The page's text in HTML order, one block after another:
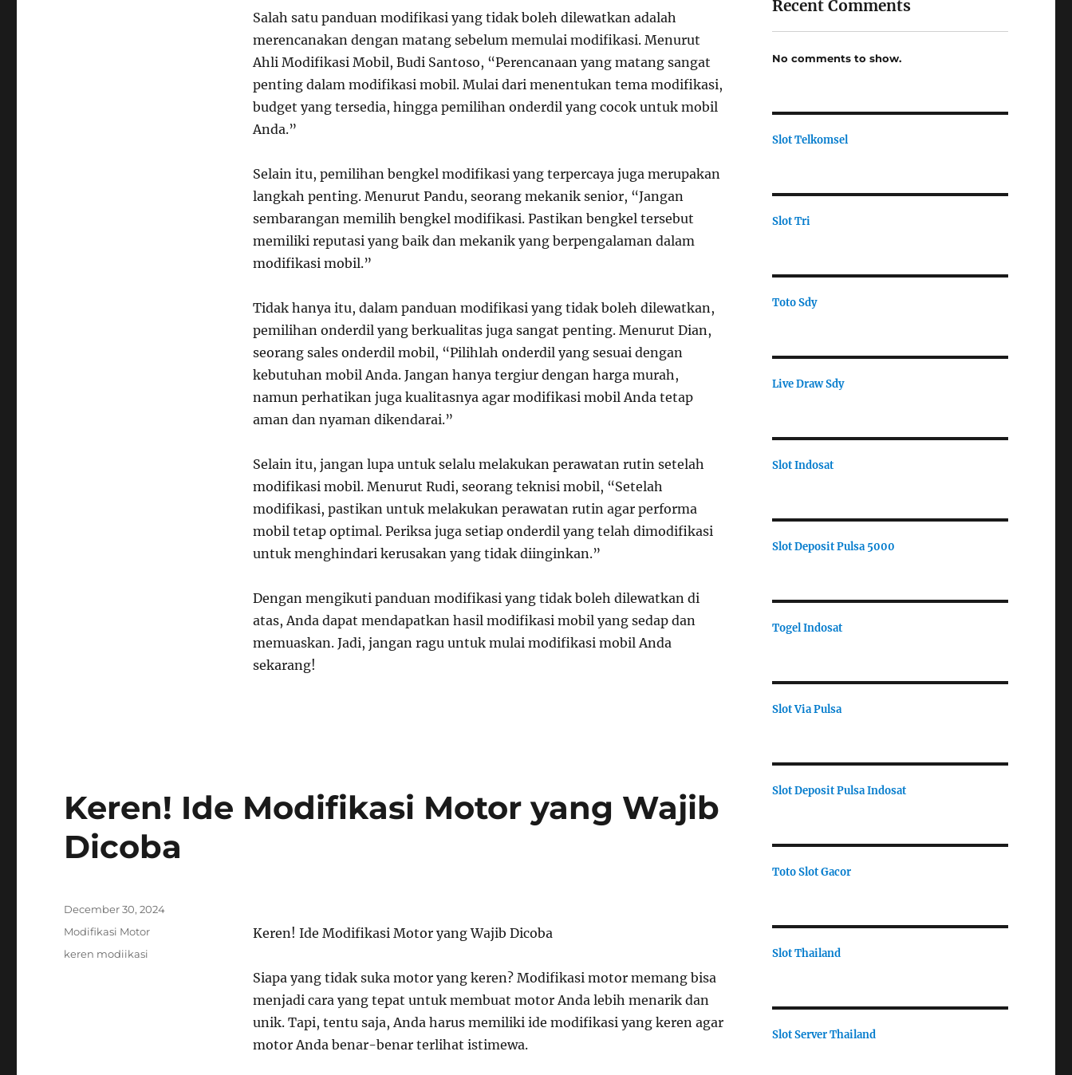
Salah satu panduan modifikasi yang tidak boleh dilewatkan adalah
merencanakan dengan matang sebelum memulai modifikasi. Menurut
Ahli Modifikasi Mobil, Budi Santoso, “Perencanaan yang matang sangat
penting dalam modifikasi mobil. Mulai dari menentukan tema modifikasi,
budget yang tersedia, hingga pemilihan onderdil yang cocok untuk mobil
Anda.”
Selain itu, pemilihan bengkel modifikasi yang terpercaya juga merupakan
langkah penting. Menurut Pandu, seorang mekanik senior, “Jangan
sembarangan memilih bengkel modifikasi. Pastikan bengkel tersebut
memiliki reputasi yang baik dan mekanik yang berpengalaman dalam
modifikasi mobil.”
Tidak hanya itu, dalam panduan modifikasi yang tidak boleh dilewatkan,
pemilihan onderdil yang berkualitas juga sangat penting. Menurut Dian,
seorang sales onderdil mobil, “Pilihlah onderdil yang sesuai dengan
kebutuhan mobil Anda. Jangan hanya tergiur dengan harga murah,
namun perhatikan juga kualitasnya agar modifikasi mobil Anda tetap
aman dan nyaman dikendarai.”
Selain itu, jangan lupa untuk selalu melakukan perawatan rutin setelah
modifikasi mobil. Menurut Rudi, seorang teknisi mobil, “Setelah
modifikasi, pastikan untuk melakukan perawatan rutin agar performa
mobil tetap optimal. Periksa juga setiap onderdil yang telah dimodifikasi
untuk menghindari kerusakan yang tidak diinginkan.”
Dengan mengikuti panduan modifikasi yang tidak boleh dilewatkan di
atas, Anda dapat mendapatkan hasil modifikasi mobil yang sedap dan
memuaskan. Jadi, jangan ragu untuk mulai modifikasi mobil Anda
sekarang!
Keren! Ide Modifikasi Motor yang Wajib
Dicoba
Keren! Ide Modifikasi Motor yang Wajib Dicoba
Siapa yang tidak suka motor yang keren? Modifikasi motor memang bisa
menjadi cara yang tepat untuk membuat motor Anda lebih menarik dan
unik. Tapi, tentu saja, Anda harus memiliki ide modifikasi yang keren agar
motor Anda benar-benar terlihat istimewa.
Posted
December 30, 2024
Categories
Modifikasi Motor
Tags
keren modiikasi
Recent Comments
No comments to show.
Slot Telkomsel
Slot Tri
Toto Sdy
Live Draw Sdy
Slot Indosat
Slot Deposit Pulsa 5000
Togel Indosat
Slot Via Pulsa
Slot Deposit Pulsa Indosat
Toto Slot Gacor
Slot Thailand
Slot Server Thailand